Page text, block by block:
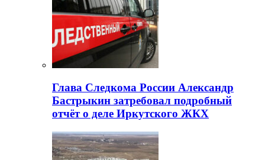
Глава Следкома России Александр
Бастрыкин затребовал подробный
отчёт о деле Иркутского ЖКХ